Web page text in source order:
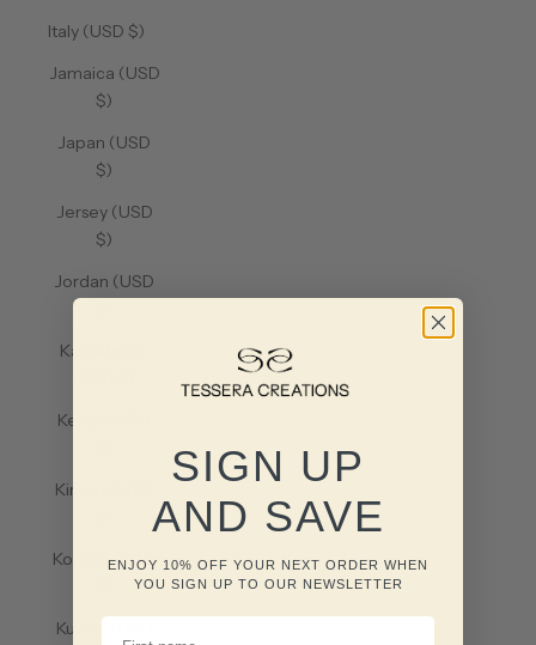
Italy (USD $)
Jamaica (USD
$)
Japan (USD
$)
Jersey (USD
$)
Jordan (USD
Kazakhstan
Kenya (USD
Kiribati (USD
Kosovo (USD
Kuwait (USD
SIGN UP
AND SAVE
ENJOY 10% OFF YOUR NEXT ORDER WHEN
YOU SIGN UP TO OUR NEWSLETTER
FIRST NAME